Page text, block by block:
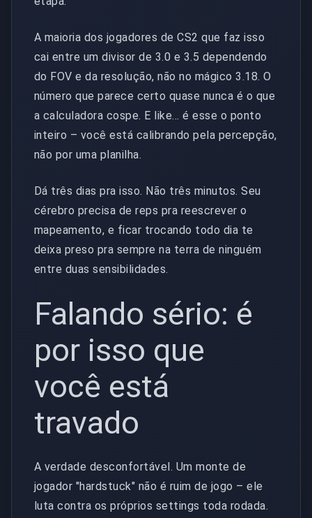
A maioria dos jogadores de CS2 que faz isso
cai entre um divisor de 3.0 e 3.5 dependendo
do FOV e da resolução, não no mágico 3.18. O
número que parece certo quase nunca é o que
a calculadora cospe. E like... é esse o ponto
inteiro – você está calibrando pela percepção,
não por uma planilha.
Dá três dias pra isso. Não três minutos. Seu
cérebro precisa de reps pra reescrever o
mapeamento, e ficar trocando todo dia te
deixa preso pra sempre na terra de ninguém
entre duas sensibilidades.
Falando sério: é
por isso que
você está
travado
A verdade desconfortável. Um monte de
jogador "hardstuck" não é ruim de jogo – ele
luta contra os próprios settings toda rodada.